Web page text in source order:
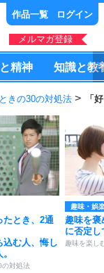
作品一覧 ログイン
メルマガ登録
と精神 知識と教
きの30の対処法 「
たとき、2通
込む人、悔し
の対処法
趣味・娯
趣味を褒
に否定し
趣味を楽し